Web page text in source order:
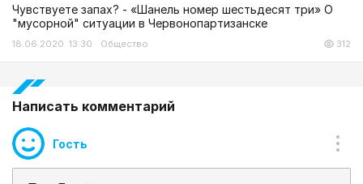
Чувствуете запах? - «Шанель номер шестьдесят три» О
"мусорной" ситуации в Червонопартизанске
18.06.2020 13:30 Общество 312
Написать комментарий
Гость